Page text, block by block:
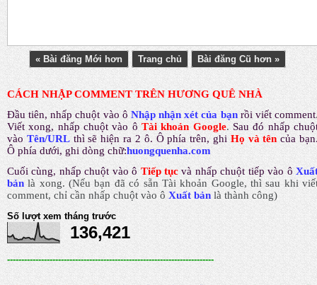
« Bài đăng Mới hơn Trang chủ Bài đăng Cũ hơn »
CÁCH NHẬP COMMENT TRÊN HƯƠNG QUÊ NHÀ
Đầu tiên, nhấp chuột vào ô Nhập nhận xét của bạn rồi viết comment
Viết xong, nhấp chuột vào ô Tài khoản Google. Sau đó nhấp
vào Tên/URL thì sẽ hiện ra 2 ô. Ô phía trên, ghi Họ và tên của
Ô phía dưới, ghi dòng chữ:huongquenha.com
Cuối cùng, nhấp chuột vào ô Tiếp tục và nhấp chuột tiếp vào ô
bản là xong.(Nếu bạn đã có sẵn Tài khoản Google, thì sau khi
comment, chỉ cần nhấp chuột vào ô Xuất bản là thành công)
Số lượt xem tháng trước
136,421
-------------------------------------------------------------------------